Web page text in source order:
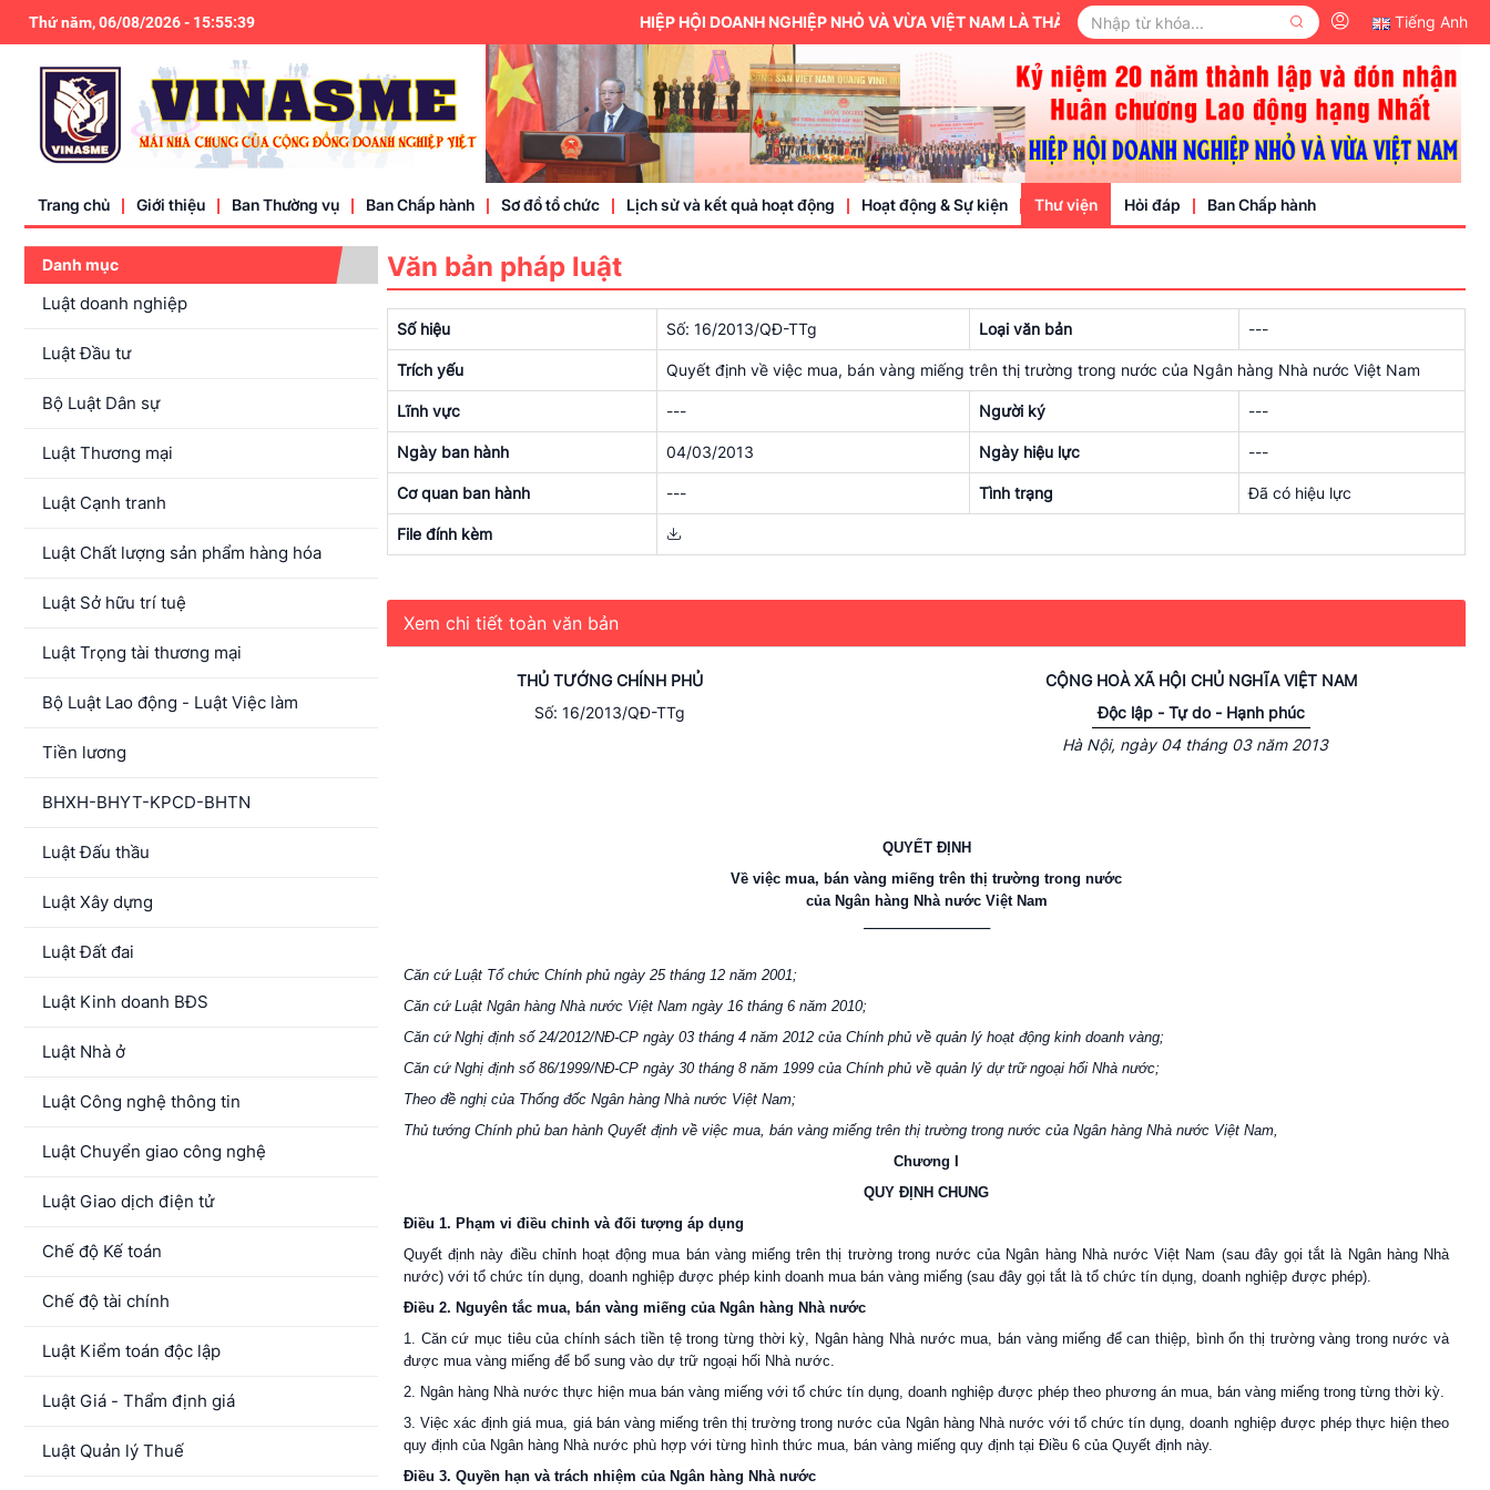
Thứ năm, 06/08/2026- 15:55:39 HIỆP HỘI DOANH NGHIỆP NHỎ VÀ VỪA VIỆT NAM LÀ THÀNH VIÊN CỦA ỦY BAN TRUNG ƯƠNG MẶT TRẬN TỔ QUỐC
Tiếng Anh
Trang chủ Giới thiệu
Điều lệ
Ban Thường vụ Ban Chấp hành Sơ đồ tổ chức Lịch sử và kết quả hoạt động Hoạt động & Sự kiện
Doanh nhân, doanh nghiệp
Thư viện
Văn bản pháp luật
Hỏi đáp Ban Chấp hành
Danh mục
Luật doanh nghiệp
Luật Đầu tư
Bộ Luật Dân sự
Luật Thương mại
Luật Cạnh tranh
Luật Chất lượng sản phẩm hàng hóa
Luật Sở hữu trí tuệ
Luật Trọng tài thương mại
Bộ Luật Lao động - Luật Việc làm
Tiền lương
BHXH-BHYT-KPCD-BHTN
Luật Đấu thầu
Luật Xây dựng
Luật Đất đai
Luật Kinh doanh BĐS
Luật Nhà ở
Luật Công nghệ thông tin
Luật Chuyển giao công nghệ
Luật Giao dịch điện tử
Chế độ Kế toán
Chế độ tài chính
Luật Kiểm toán độc lập
Luật Giá - Thẩm định giá
Luật Quản lý Thuế
Văn bản pháp luật
Số hiệu Số: 16/2013/QĐ-TTg Loại văn bản ---
Trích yếu Quyết định về việc mua, bán vàng miếng trên thị trường trong nước của Ngân hàng Nhà nước Việt Nam
Lĩnh vực --- Người ký ---
Ngày ban hành 04/03/2013 Ngày hiệu lực ---
Cơ quan ban hành --- Tình trạng Đã có hiệu lực
File đính kèm
Xem chi tiết toàn văn bản
THỦ TƯỚNG CHÍNH PHỦ
Số: 16/2013/QĐ-TTg
CỘNG HOÀ XÃ HỘI CHỦ NGHĨA VIỆT NAM
Độc lập - Tự do - Hạnh phúc
Hà Nội, ngày 04tháng 03năm 2013
QUYẾT ĐỊNH
Về việc mua, bán vàng miếng trên thị trường trong nước
của Ngân hàng Nhà nước Việt Nam
Căn cứ Luật Tổ chức Chính phủ ngày 25 tháng 12 năm 2001;
Căn cứ Luật Ngân hàng Nhà nước Việt Nam ngày 16 tháng 6 năm 2010;
Căn cứ Nghị định số 24/2012/NĐ-CP ngày 03 tháng 4 năm 2012 của Chính phủ về quản lý hoạt động kinh doanh vàng;
Căn cứ Nghị định số 86/1999/NĐ-CP ngày 30 tháng 8 năm 1999 của Chính phủ về quản lý dự trữ ngoại hổi Nhà nước;
Theo đề nghị của Thống đốc Ngân hàng Nhà nước Việt Nam;
Thủ tướng Chính phủ ban hành Quyết định về việc mua, bán vàng miếng trên thị trường trong nước của Ngân hàng Nhà nước Việt Nam,
Chương I
QUY ĐỊNH CHUNG
Điều 1. Phạm vi điều chỉnh và đối tượng áp dụng
Quyết định này điều chỉnh hoạt động mua bán vàng miếng trên thị trường trong nước của Ngân hàng Nhà nước Việt Nam (sau đây gọi tắt là Ngân hàng Nhà
nước) với tổ chức tín dụng, doanh nghiệp được phép kinh doanh mua bán vàng miếng (sau đây gọi tắt là tổ chức tín dụng, doanh nghiệp được phép).
Điều 2. Nguyên tắc mua, bán vàng miếng của Ngân hàng Nhà nước
1. Căn cứ mục tiêu của chính sách tiền tệ trong từng thời kỳ, Ngân hàng Nhà nước mua, bán vàng miếng để can thiệp, bình ổn thị trường vàng trong nước và
được mua vàng miếng để bổ sung vào dự trữ ngoại hối Nhà nước.
2. Ngân hàng Nhà nước thực hiện mua bán vàng miếng với tổ chức tín dụng, doanh nghiệp được phép theo phương án mua, bán vàng miếng trong từng thời kỳ.
3. Việc xác định giá mua, giá bán vàng miếng trên thị trường trong nước của Ngân hàng Nhà nước với tổ chức tín dụng, doanh nghiệp được phép thực hiện theo
quy định của Ngân hàng Nhà nước phù hợp với từng hình thức mua, bán vàng miếng quy định tại Điều 6 của Quyết định này.
Điều 3. Quyền hạn và trách nhiệm của Ngân hàng Nhà nước